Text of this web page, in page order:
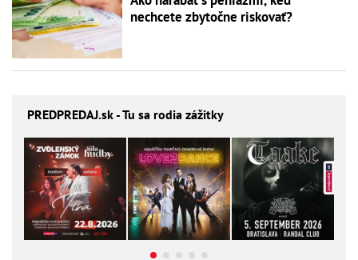
nechcete zbytočne riskovať?
PREDPREDAJ.sk - Tu sa rodia zážitky